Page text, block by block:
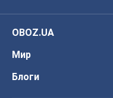
OBOZ.UA
Мир
Блоги